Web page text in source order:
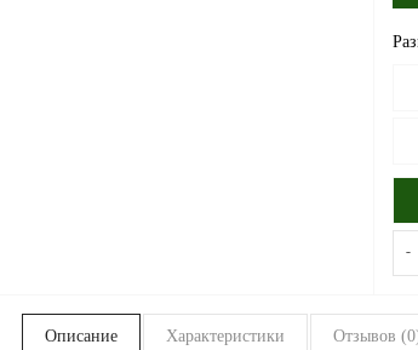
-
Описание Характеристики Отзывов